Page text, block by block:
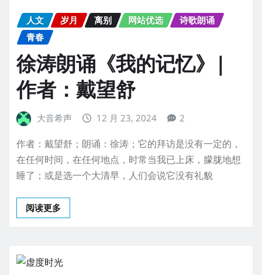
人文 岁月 离别 网站优选
诗歌朗诵
青春
徐涛朗诵《我的记忆》|
作者：戴望舒
大音希声 12 月 23, 2024 2
作者：戴望舒；朗诵：徐涛；它的拜访是没有一定的，
在任何时间，在任何地点，时常当我已上床，朦胧地想
睡了；或是选一个大清早，人们会说它没有礼貌
阅读更多